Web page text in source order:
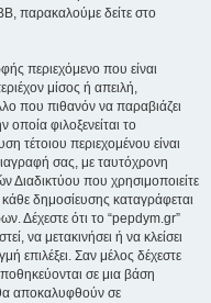
παρακαλούμε δείτε στο
περιεχόμενο που είναι
μίσος ή απειλή,
που πιθανόν να παραβιάζει
φιλοξενείται το
τέτοιου περιεχομένου είναι
σας, με ταυτόχρονη
που χρησιμοποιείτε
δημοσίευσης καταγράφεται
Δέχεστε ότι το “pepdym.gr”
να μετακινήσει ή να κλείσει
επιλέξει. Σαν μέλος δέχεστε
σε μια βάση
αποκαλυφθούν σε